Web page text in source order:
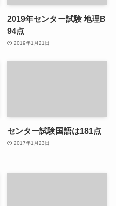
2019年センター試験 地理B
94点
2019年1月21日
センター試験国語は181点
2017年1月23日